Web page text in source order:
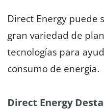
Direct Energy puede
gran variedad de
tecnologías para
consumo de energía.
Direct Energy